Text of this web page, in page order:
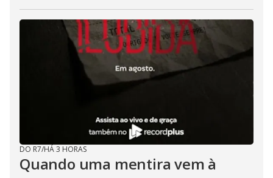
DO R7/HÁ 3 HORAS
Quando uma mentira vem à